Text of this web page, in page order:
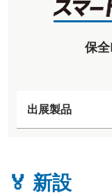
保
出展製品
🏅 新設